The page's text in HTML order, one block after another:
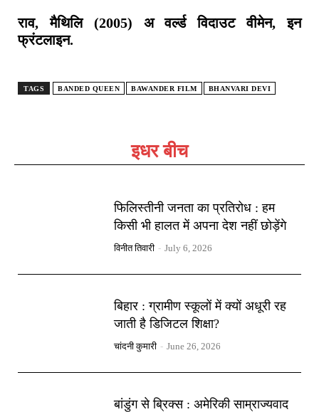
इधर बीच
फिलिस्तीनी जनता का प्रतिरोध : हम
किसी भी हालत में अपना देश नहीं छोड़ेंगे
विनीत तिवारी - July 6, 2026
बिहार : ग्रामीण स्कूलों में क्यों अधूरी रह
जाती है डिजिटल शिक्षा?
चांदनी कुमारी - June 26, 2026
बांडुंग से ब्रिक्स : अमेरिकी साम्राज्यवाद
राव, मैथिलि (2005) अ वर्ल्ड विदाउट वीमेन, इन
फ्रंटलाइन.
TAGS BANDED QUEEN BAWANDER FILM BHANVARI DEVI